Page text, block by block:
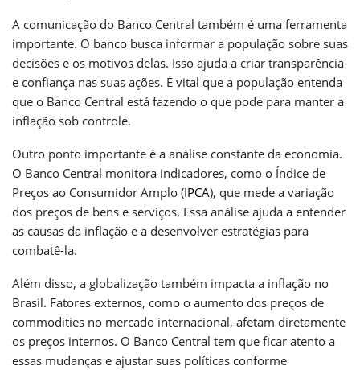
A comunicação do Banco Central também é uma ferramenta
importante. O banco busca informar a população sobre suas
decisões e os motivos delas. Isso ajuda a criar transparência
e confiança nas suas ações. É vital que a população entenda
que o Banco Central está fazendo o que pode para manter a
inflação sob controle.
Outro ponto importante é a análise constante da economia.
O Banco Central monitora indicadores, como o Índice de
Preços ao Consumidor Amplo (IPCA), que mede a variação
dos preços de bens e serviços. Essa análise ajuda a entender
as causas da inflação e a desenvolver estratégias para
combatê-la.
Além disso, a globalização também impacta a inflação no
Brasil. Fatores externos, como o aumento dos preços de
commodities no mercado internacional, afetam diretamente
os preços internos. O Banco Central tem que ficar atento a
essas mudanças e ajustar suas políticas conforme